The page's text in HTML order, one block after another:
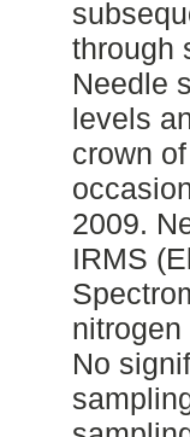
through
Needle
levels
crown
2009.
IRMS
No